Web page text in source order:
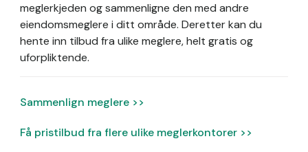
meglerkjeden og sammenligne den med andre
eiendomsmeglere i ditt område. Deretter kan du
hente inn tilbud fra ulike meglere, helt gratis og
uforpliktende.
Sammenlign meglere >>
Få pristilbud fra flere ulike meglerkontorer >>